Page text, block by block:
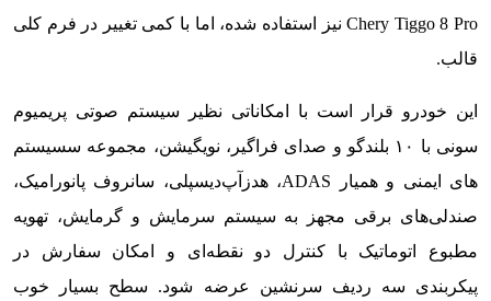
Chery Tiggo 8 Pro نیز استفاده شده، اما با کمی تغییر در فرم کلی
قالب.
این خودرو قرار است با امکاناتی نظیر سیستم صوتی پریمیوم
سونی با ۱۰ بلندگو و صدای فراگیر، نویگیشن، مجموعه سسیستم
های ایمنی و همیار ADAS، هدزآپ‌دیسپلی، سانروف پانورامیک،
صندلی‌های برقی مجهز به سیستم سرمایش و گرمایش، تهویه
مطبوع اتوماتیک با کنترل دو نقطه‌ای و امکان سفارش در
پیکربندی سه ردیف سرنشین عرضه شود. سطح بسیار خوب